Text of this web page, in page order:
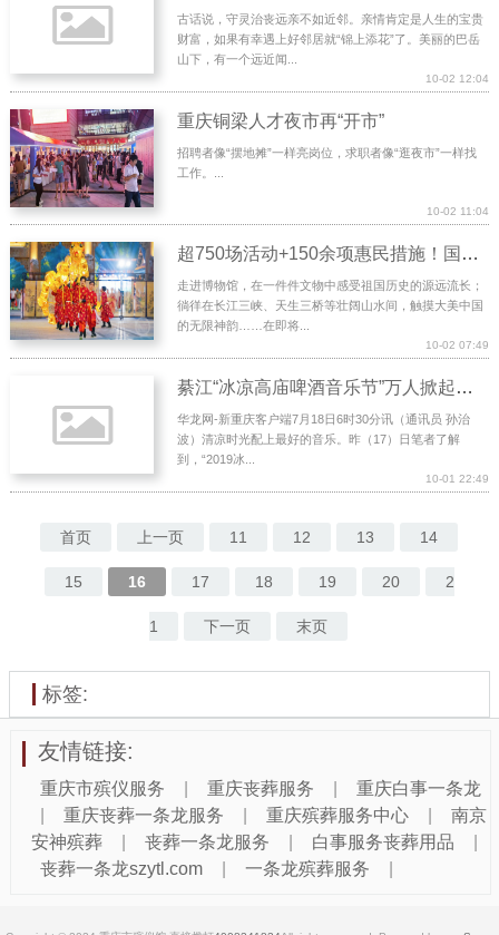
古话说，守灵治丧远亲不如近邻。亲情肯定是人生的宝贵
财富，如果有幸遇上好邻居就“锦上添花”了。美丽的巴岳
山下，有一个远近闻...
10-02 12:04
重庆铜梁人才夜市再“开市”
招聘者像“摆地摊”一样亮岗位，求职者像“逛夜市”一样找
工作。...
10-02 11:04
超750场活动+150余项惠民措施！国庆、秋游重庆“菜单”来了
走进博物馆，在一件件文物中感受祖国历史的源远流长；
徜徉在长江三峡、天生三桥等壮阔山水间，触摸大美中国
的无限神韵……在即将...
10-02 07:49
綦江“冰凉高庙啤酒音乐节”万人掀起滔天音浪
华龙网-新重庆客户端7月18日6时30分讯（通讯员 孙治
波）清凉时光配上最好的音乐。昨（17）日笔者了解
到，“2019冰...
10-01 22:49
首页 上一页 11 12 13 14
15 16 17 18 19 20 2
1 下一页 末页
标签:
友情链接:
重庆市殡仪服务 重庆丧葬服务
重庆白事一条龙
重庆丧葬一条龙服务 重庆殡葬服务中心
南京
安神殡葬
丧葬一条龙服务 白事服务丧葬用品
丧葬一条龙szytl.com
一条龙殡葬服务